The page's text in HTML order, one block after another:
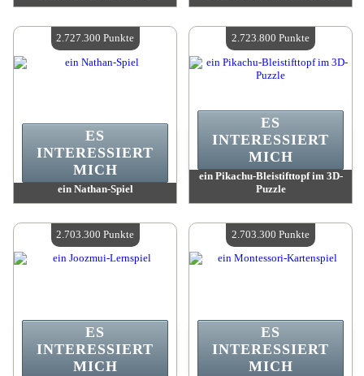
Verfügbare Menge:4
Verfügbare Menge:4
ein Nathan-Spiel
Verfügbare Menge:4
ES
INTERESSIERT
MICH
2.727.300 Punkte
ein Pikachu-Bleistifttopf im 3D-
Puzzle
Verfügbare Menge:4
ES
INTERESSIERT
MICH
2.723.800 Punkte
ES
INTERESSIERT
MICH
2.703.300 Punkte
ES
INTERESSIERT
MICH
2.703.300 Punkte